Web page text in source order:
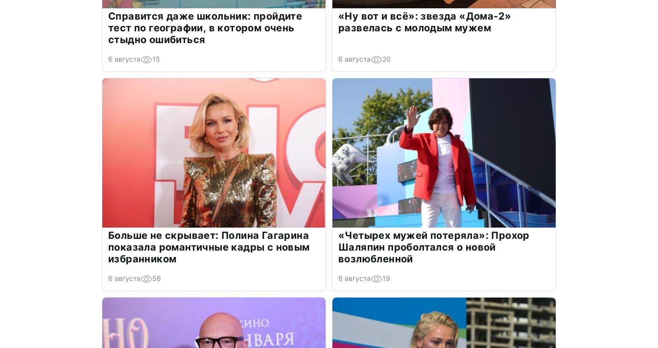
Справится даже школьник: пройдите
тест по географии, в котором очень
стыдно ошибиться
6 августа 15
«Ну вот и всё»: звезда «Дома-2»
развелась с молодым мужем
6 августа 20
Больше не скрывает: Полина Гагарина
показала романтичные кадры с новым
избранником
6 августа 56
«Четырех мужей потеряла»: Прохор
Шаляпин проболтался о новой
возлюбленной
6 августа 19